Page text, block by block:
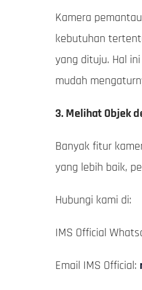
Kamera
kebutuhan
yang dituju. Hal
mudah
3. Melihat Objek
Banyak fitur
yang lebih baik,
Hubungi kami di:
IMS Official
Email IMS Official: